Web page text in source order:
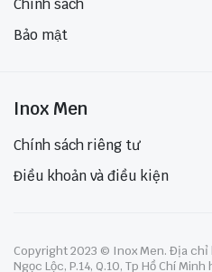
Chính sách
Bảo mật
Inox Men
Chính sách riêng tư
Điều khoản và điều kiện
Copyright 2023 © Inox Men. Địa chỉ
Ngọc Lộc, P.14, Q.10, Tp Hồ Chí